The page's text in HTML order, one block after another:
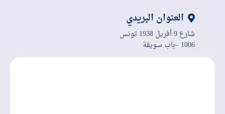
العنوان البريدي
شارع 9 أفريل 1938 تونس
1006 –باب سويقة